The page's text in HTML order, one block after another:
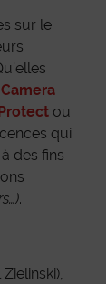
sur le
Camera
ou
qui
des fins
.